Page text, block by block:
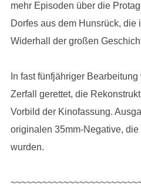
mehr Episoden über die
Dorfes aus dem Hunsrück, die
Widerhall der großen
In fast fünfjähriger Bearbeitung
Zerfall gerettet, die
Vorbild der Kinofassung.
originalen 35mm-Negative,
wurden.